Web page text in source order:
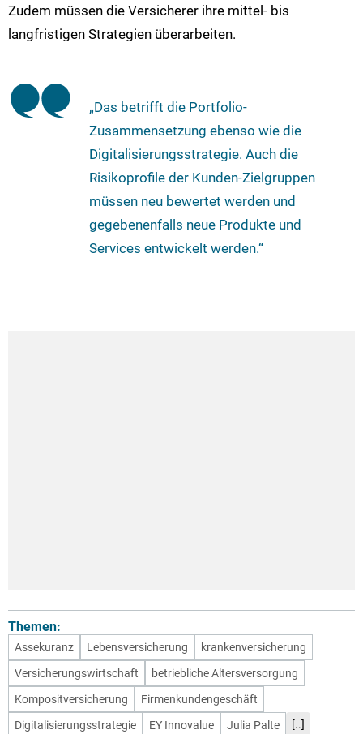
Zudem müssen die Versicherer ihre mittel- bis
langfristigen Strategien überarbeiten.
„Das betrifft die Portfolio-
Zusammensetzung ebenso wie die
Digitalisierungsstrategie. Auch die
Risikoprofile der Kunden-Zielgruppen
müssen neu bewertet werden und
gegebenenfalls neue Produkte und
Services entwickelt werden.“
Themen:
Assekuranz Lebensversicherung
krankenversicherung
Versicherungswirtschaft
betriebliche Altersversorgung
Kompositversicherung
Firmenkundengeschäft
Digitalisierungsstrategie
EY Innovalue Julia Palte [..]